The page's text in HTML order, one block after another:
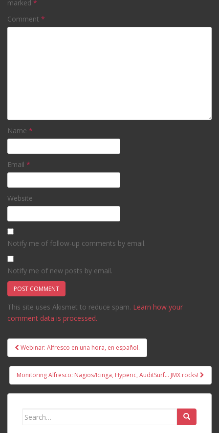
marked *
Comment *
Name *
Email *
Website
Notify me of follow-up comments by email.
Notify me of new posts by email.
This site uses Akismet to reduce spam. Learn how your
comment data is processed.
Post
navigation
Webinar: Alfresco en una hora, en español.
Monitoring Alfresco: Nagios/Icinga, Hyperic, AuditSurf… JMX rocks!
Search